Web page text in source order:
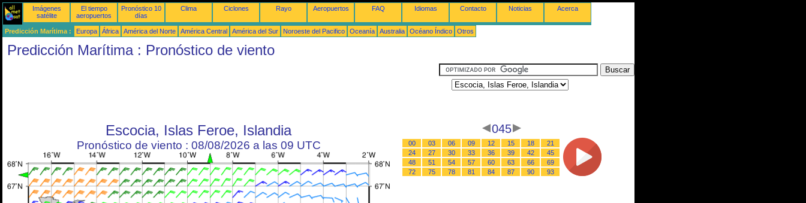
Imágenes
satélite
El tiempo
aeropuertos
Pronóstico 10
días
Clima Ciclones Rayo Aeropuertos FAQ Idiomas Contacto Noticias Acerca
Predicción Marítima : Europa África América del Norte América Central América del Sur Noroeste del Pacifico Oceanía Australia Océano Índico Otros
Predicción Marítima : Pronóstico de viento
Escocia, Islas Feroe, Islandia
Pronóstico de viento : 08/08/2026 a las 09 UTC
045
00 03 06 09 12 15 18
21
24
27 30 33 36 39 42
45
48
51 54 57 60 63 66
69
72
75 78 81 84 87 90 93